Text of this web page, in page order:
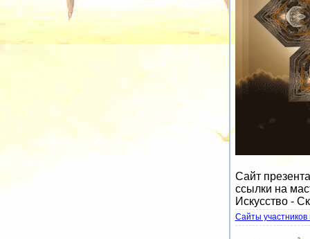
Сайт
ссылки на
Искусство -
Сайты участников